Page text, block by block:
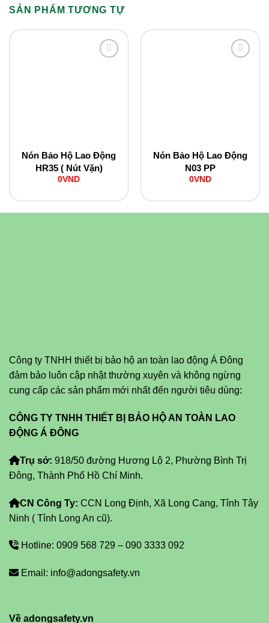
SẢN PHẨM TƯƠNG TỰ
Nón Bảo Hộ Lao Động
HR35 ( Nút Vặn)
0VND
Nón Bảo Hộ Lao Động
N03 PP
0VND
Công ty TNHH thiết bị bảo hộ an toàn lao động Á Đông
đảm bảo luôn cập nhật thường xuyên và không ngừng
cung cấp các sản phẩm mới nhất đến người tiêu dùng:
CÔNG TY TNHH THIẾT BỊ BẢO HỘ AN TOÀN LAO
ĐỘNG Á ĐÔNG
Trụ sở: 918/50 đường Hương Lộ 2, Phường Bình Trị
Đông, Thành Phố Hồ Chí Minh.
CN Công Ty: CCN Long Định, Xã Long Cang, Tỉnh Tây
Ninh ( Tỉnh Long An cũ).
Hotline: 0909 568 729 – 090 3333 092
Email: info@adongsafety.vn
Về adongsafety.vn